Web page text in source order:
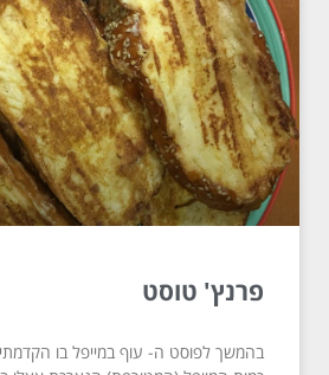
פרנץ' טוסט
בהמשך לפוסט ה- עוף במייפל בו הקדמתי